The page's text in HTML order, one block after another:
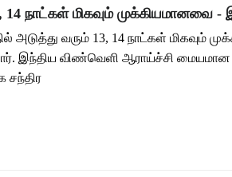
14 நாட்கள் மிகவும்
அடுத்து வரும் 13, 14 நாட்கள்
இந்திய விண்வெளி ஆராய்ச்சி
சந்திர